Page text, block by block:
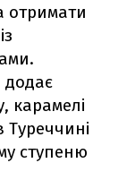
отримати
додає
карамелі
Туреччині
ступеню